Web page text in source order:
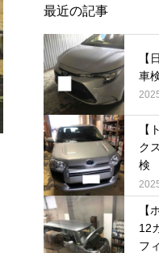
最近の記事
【
車
【
ク
検
ト
【
12
フ